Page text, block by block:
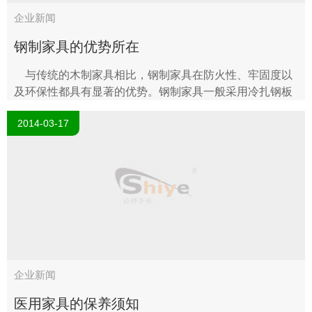
企业新闻
钢制家具的优势所在
与传统的木制家具相比，钢制家具在防火性、牢固度以
及环保性都具有显著的优势。钢制家具一般采用冷扎钢板
压制而成，加之其表面采用电镀锌、热浸锌、粉末静电喷
涂，或经磷化处理后..
2014-03-17
企业新闻
医用家具的保养须知